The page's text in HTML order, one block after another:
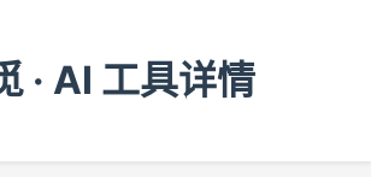
· AI 工具详情